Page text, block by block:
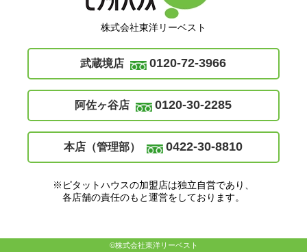
株式会社東洋リーベスト
武蔵境店 0120-72-3966
阿佐ヶ谷店 0120-30-2285
本店（管理部） 0422-30-8810
※ピタットハウスの加盟店は独立自営であり、
各店舗の責任のもと運営をしております。
©株式会社東洋リーベスト